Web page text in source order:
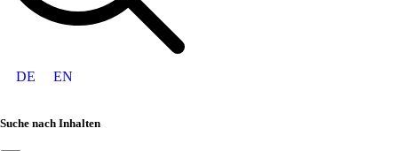
DE EN
Suche nach Inhalten